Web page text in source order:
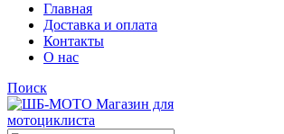
Главная
Доставка и оплата
Контакты
О нас
Поиск